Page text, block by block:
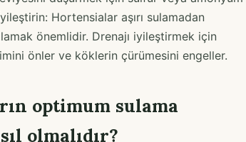
Hortensialar aşırı sulamadan
önemlidir. Drenajı iyileştirmek için
önler ve köklerin çürümesini engeller.
optimum sulama
olmalıdır?